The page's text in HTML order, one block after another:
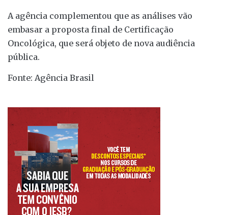
A agência complementou que as análises vão
embasar a proposta final de Certificação
Oncológica, que será objeto de nova audiência
pública.
Fonte: Agência Brasil